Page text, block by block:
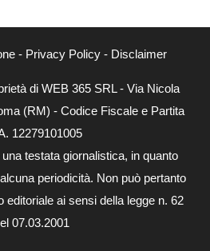
- Privacy Policy- Disclaimer
di WEB 365 SRL - Via Nicola
(RM) - Codice Fiscale e Partita
12279101005
testata giornalistica, in quanto
periodicità. Non può pertanto
editoriale ai sensi della legge n. 62
07.03.2001